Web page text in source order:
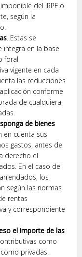
del IRPF o
según la
. Estas se
en la base
foral
vigente en cada
las reducciones
conforme
de cualquiera
de bienes
en cuenta sus
gastos, antes de
derecho el
En el caso de
los
según las normas
rentas
y correspondiente
el importe de las
como
privadas.